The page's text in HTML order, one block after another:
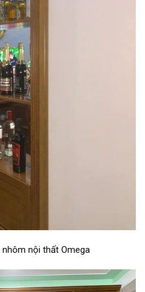
nội thất Omega